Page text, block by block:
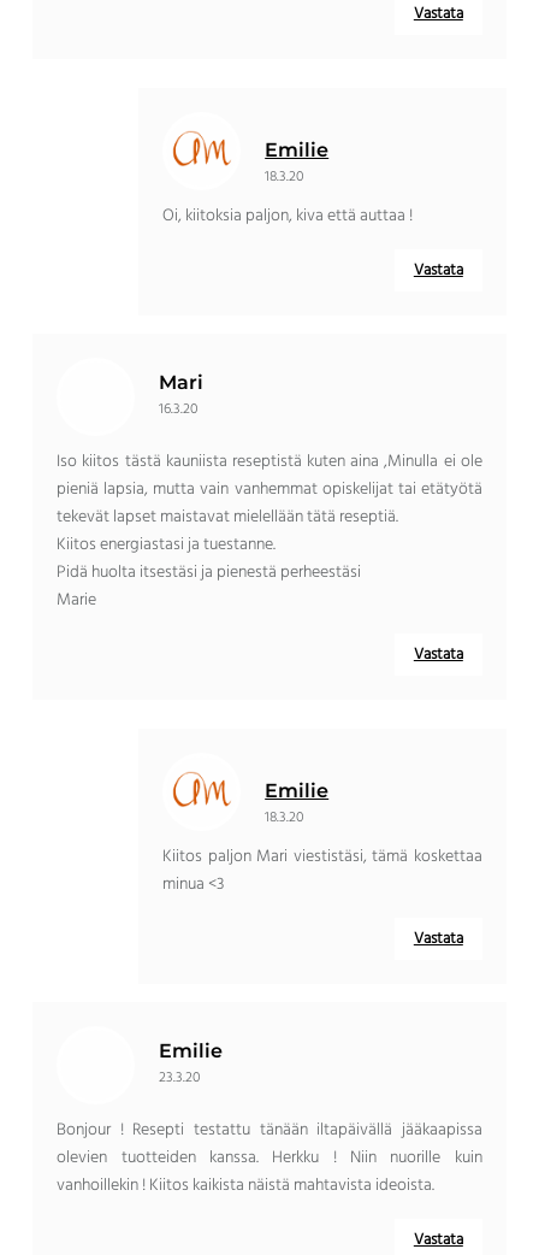
Vastata
Emilie
18.3.20
Oi, kiitoksia paljon, kiva että auttaa !
Vastata
Mari
16.3.20
Iso kiitos tästä kauniista reseptistä kuten aina ,Minulla ei ole
pieniä lapsia, mutta vain vanhemmat opiskelijat tai etätyötä
tekevät lapset maistavat mielellään tätä reseptiä.
Kiitos energiastasi ja tuestanne.
Pidä huolta itsestäsi ja pienestä perheestäsi
Marie
Vastata
Emilie
18.3.20
Kiitos paljon Mari viestistäsi, tämä koskettaa
minua <3
Vastata
Emilie
23.3.20
Bonjour ! Resepti testattu tänään iltapäivällä jääkaapissa
olevien tuotteiden kanssa. Herkku ! Niin nuorille kuin
vanhoillekin ! Kiitos kaikista näistä mahtavista ideoista.
Vastata